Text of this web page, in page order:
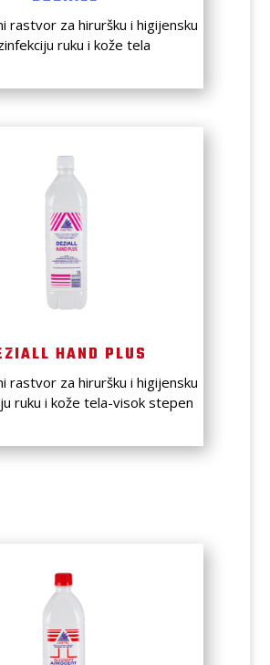
rastvor za hiruršku i higijensku
ruku i kože tela
HAND PLUS
rastvor za hiruršku i higijensku
ruku i kože tela-visok stepen